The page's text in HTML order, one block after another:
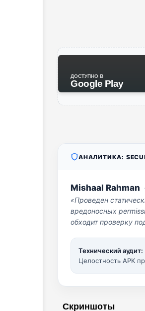
ДОСТУПНО В
Google Play
АНАЛИТИКА:
Mishaal Rahman
«Проведен
вредоносных
обходит проверку
Технический аудит:
Целостность APK
Скриншоты